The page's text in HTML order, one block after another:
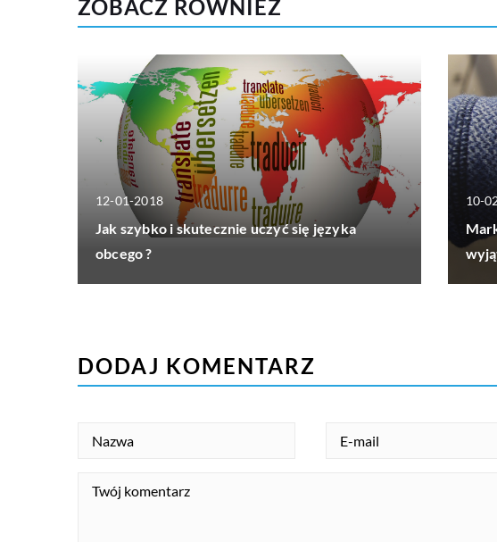
ZOBACZ RÓWNIEŻ
12-01-2018
Jak szybko i skutecznie uczyć się języka
obcego ?
10-
DODAJ KOMENTARZ